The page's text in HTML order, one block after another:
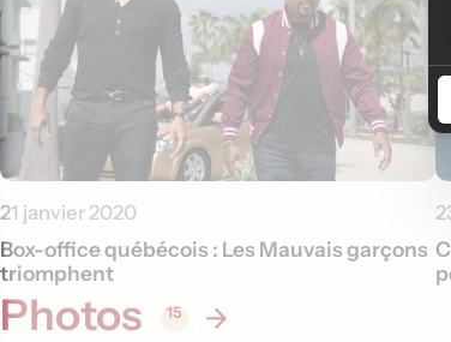
21 janvier 2020
Box-office québécois : Les Mauvais garçons
triomphent
Photos 15